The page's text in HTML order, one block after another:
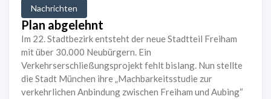
Nachrichten
Plan abgelehnt
Im 22. Stadtbezirk entsteht der neue Stadtteil Freiham
mit über 30.000 Neubürgern. Ein
Verkehrserschließungsprojekt fehlt bislang. Nun stellte
die Stadt München ihre „Machbarkeitsstudie zur
verkehrlichen Anbindung zwischen Freiham und Aubing“